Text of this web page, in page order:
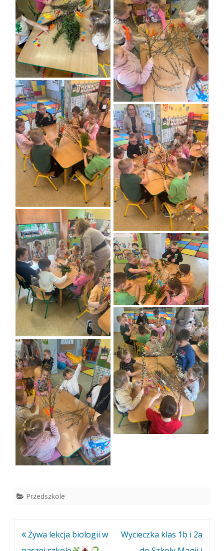
Przedszkole
Nawigacja
Żywa lekcja biologii w
Wycieczka klas 1b i 2a